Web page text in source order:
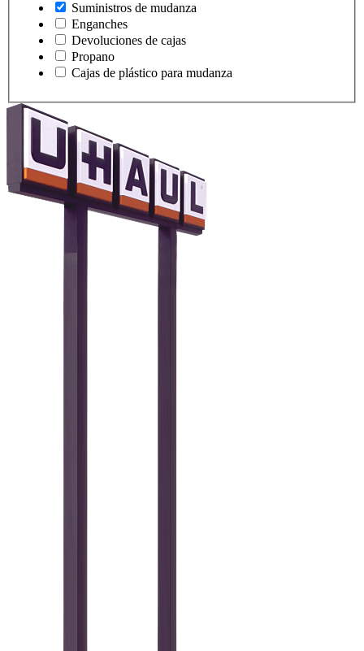
Suministros de mudanza
Enganches
Devoluciones de cajas
Propano
Cajas de plástico para mudanza